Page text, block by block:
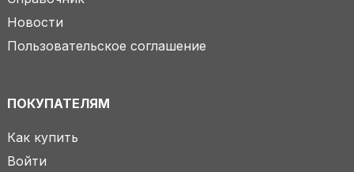
Новости
Пользовательское соглашение
ПОКУПАТЕЛЯМ
Как купить
Войти